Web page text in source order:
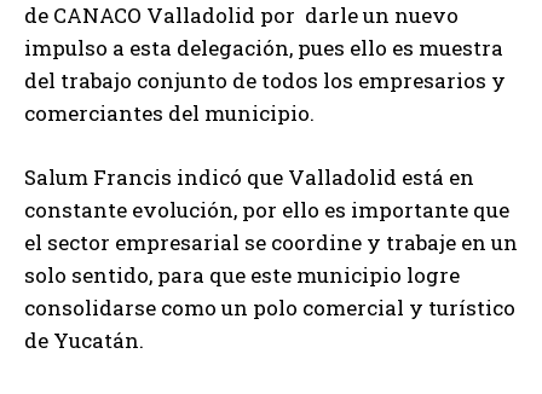
de CANACO Valladolid por darle un nuevo
impulso a esta delegación, pues ello es muestra
del trabajo conjunto de todos los empresarios y
comerciantes del municipio.
Salum Francis indicó que Valladolid está en
constante evolución, por ello es importante que
el sector empresarial se coordine y trabaje en un
solo sentido, para que este municipio logre
consolidarse como un polo comercial y turístico
de Yucatán.